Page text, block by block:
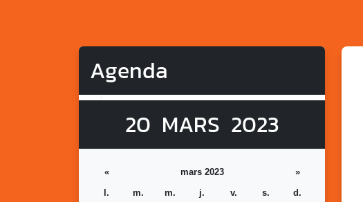
Agenda
20 MARS 2023
« mars 2023
»
l.
m. m. j. v. s. d.